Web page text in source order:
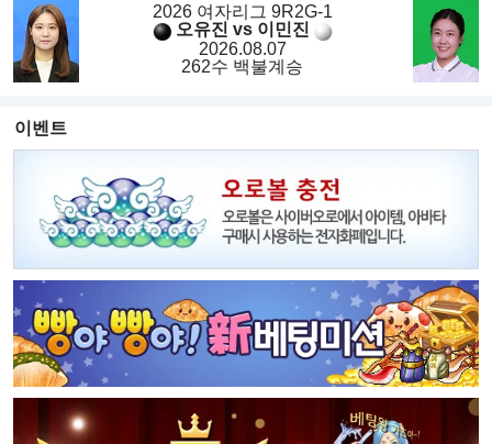
2026 여자리그 9R2G-1
오유진 vs 이민진
2026.08.07
262수 백불계승
이벤트